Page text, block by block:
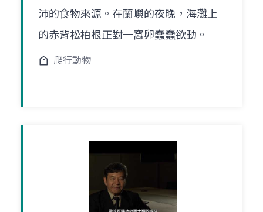
沛的食物來源。在蘭嶼的夜晚，海灘上
的赤背松柏根正對一窩卵蠢蠢欲動。
爬行動物